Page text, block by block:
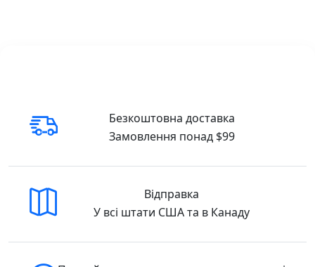
скорився, не зрікся віри, і його слова про
головне лихо українців — брак єдності — і
це одна з найголовніших причин нашого
упадку. Тому провідною думкою є за всяку
Безкоштовна доставка
Замовлення понад $99
Відправка
У всі штати США та в Канаду